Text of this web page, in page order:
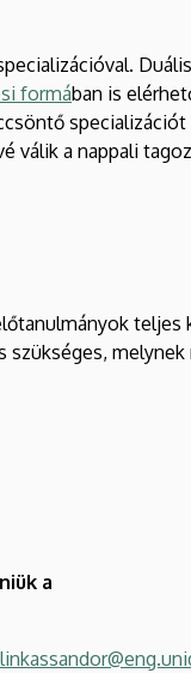
formában is
válik a nappali
teljes
szükséges,
a